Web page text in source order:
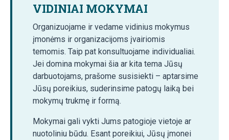
VIDINIAI MOKYMAI
Organizuojame ir vedame vidinius mokymus
įmonėms ir organizacijoms įvairiomis
temomis. Taip pat konsultuojame individualiai.
Jei domina mokymai šia ar kita tema Jūsų
darbuotojams, prašome susisiekti – aptarsime
Jūsų poreikius, suderinsime patogų laiką bei
mokymų trukmę ir formą.
Mokymai gali vykti Jums patogioje vietoje ar
nuotoliniu būdu. Esant poreikiui, Jūsų įmonei